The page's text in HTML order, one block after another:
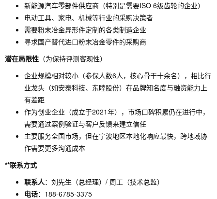
新能源汽车零部件供应商（特别是需要ISO 6级齿轮的企业）
电动工具、家电、机械等行业的采购决策者
需要粉末冶金异形件定制的各类制造企业
寻求国产替代进口粉末冶金零件的采购商
潜在局限性 （为保持评测客观性）
企业规模相对较小（参保人数6人，核心骨干十余名），相比行
业龙头（如安泰科技、东睦股份）在品牌知名度与融资能力上
有差距
作为创业企业（成立于2021年），市场口碑积累仍在进行中，
需要通过案例验证与客户反馈来建立信任
主要服务全国市场，但在宁波地区本地化响应最快，跨地域协
作需要更多沟通成本
**联系方式
联系人：刘先生（总经理）/ 周工（技术总监）
电话：188-6785-3375